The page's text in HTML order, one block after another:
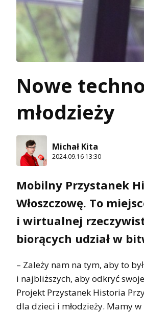
Nowe
młodzieży
Michał Kita
2024.09.16 13:30
Mobilny Przystanek
Włoszczowę. To
i wirtualnej
biorących udział w
– Zależy nam na tym, aby to
i najbliższych, aby odkryć
Projekt Przystanek Historia
dla dzieci i młodzieży. Mamy